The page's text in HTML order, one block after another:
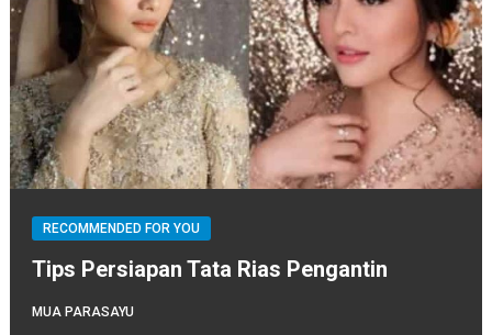
RECOMMENDED FOR YOU
Tips Persiapan Tata Rias Pengantin
MUA PARASAYU